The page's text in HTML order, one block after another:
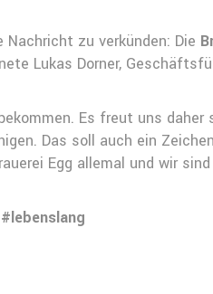
zu verkünden: Die
Lukas Dorner,
Es freut uns daher
Das soll auch ein
Egg allemal und wir
#lebenslang